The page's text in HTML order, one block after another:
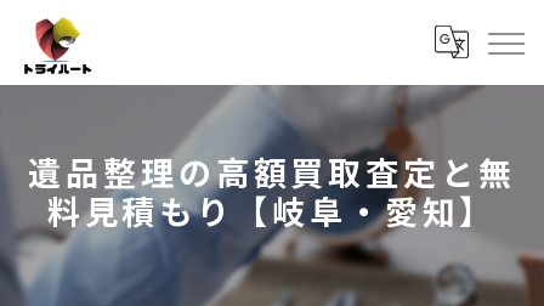
遺品整理の高額買取査定と無
料見積もり【岐阜・愛知】